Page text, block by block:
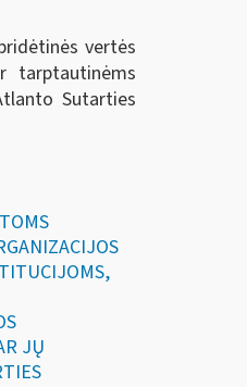
vertės
tarptautinėms
Sutarties
JŲ